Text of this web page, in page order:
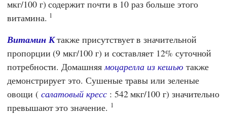
мкг/100 г) содержит почти в 10 раз больше этого
витамина. 1
Витамин Ктакже присутствует в значительной
пропорции (9 мкг/100 г) и составляет 12% суточной
потребности. Домашняямоцарелла из кешьютакже
демонстрирует это. Сушеные травы или зеленые
овощи ( салатовый кресс: 542 мкг/100 г) значительно
превышают это значение. 1